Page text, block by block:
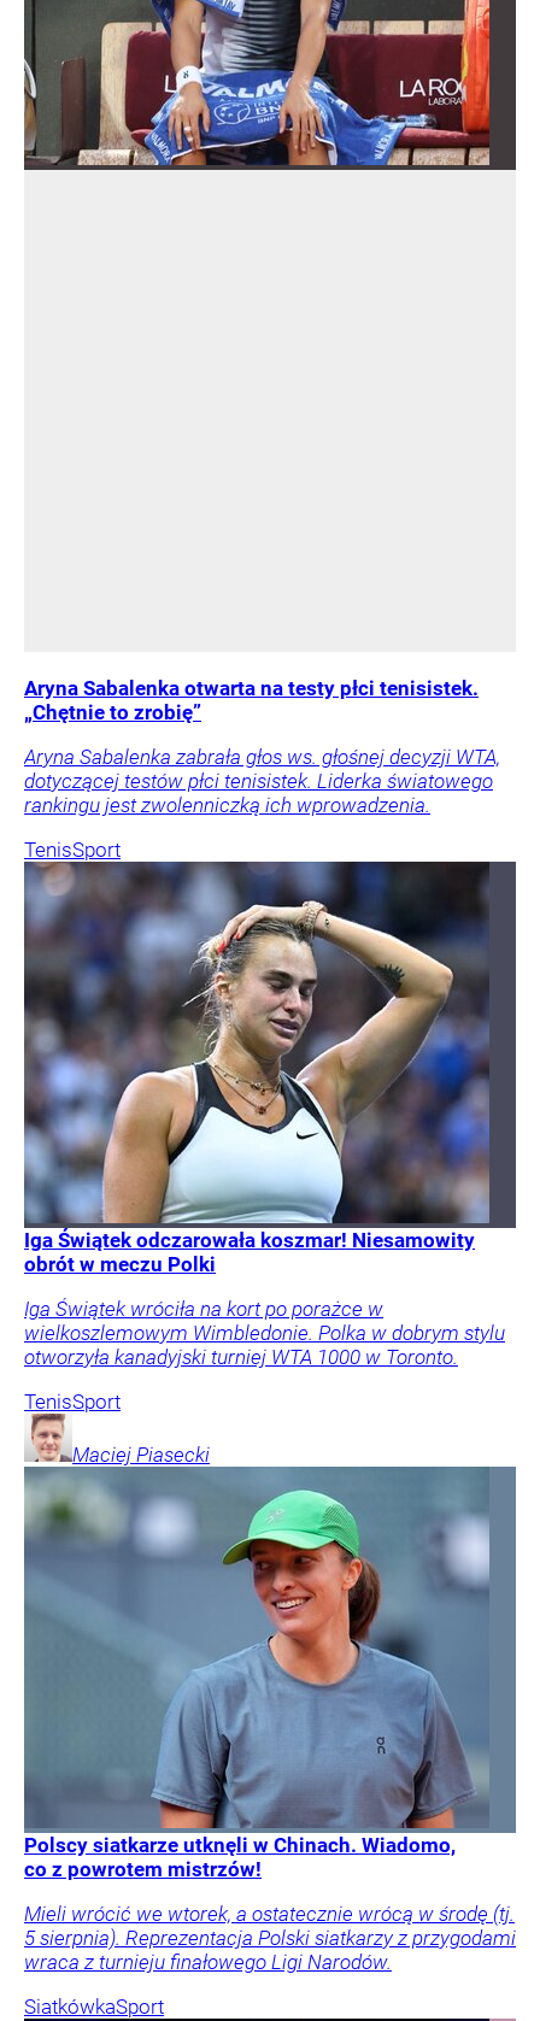
Aryna Sabalenka otwarta na testy płci tenisistek.
„Chętnie to zrobię”
Aryna Sabalenka zabrała głos ws. głośnej decyzji WTA,
dotyczącej testów płci tenisistek. Liderka światowego
rankingu jest zwolenniczką ich wprowadzenia.
TenisSport
Iga Świątek odczarowała koszmar! Niesamowity
obrót w meczu Polki
Iga Świątek wróciła na kort po porażce w
wielkoszlemowym Wimbledonie. Polka w dobrym stylu
otworzyła kanadyjski turniej WTA 1000 w Toronto.
TenisSport
Maciej Piasecki
Polscy siatkarze utknęli w Chinach. Wiadomo,
co z powrotem mistrzów!
Mieli wrócić we wtorek, a ostatecznie wrócą w środę (tj.
5 sierpnia). Reprezentacja Polski siatkarzy z przygodami
wraca z turnieju finałowego Ligi Narodów.
SiatkówkaSport